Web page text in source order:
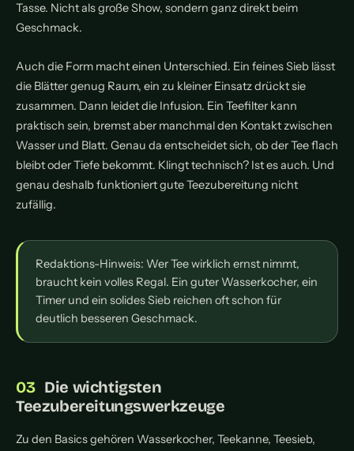
Tasse. Nicht als große Show, sondern ganz direkt beim
Geschmack.
Auch die Form macht einen Unterschied. Ein feines Sieb lässt
die Blätter genug Raum, ein zu kleiner Einsatz drückt sie
zusammen. Dann leidet die Infusion. Ein Teefilter kann
praktisch sein, bremst aber manchmal den Kontakt zwischen
Wasser und Blatt. Genau da entscheidet sich, ob der Tee flach
bleibt oder Tiefe bekommt. Klingt technisch? Ist es auch. Und
genau deshalb funktioniert gute Teezubereitung nicht
zufällig.
Redaktions-Hinweis: Wer Tee wirklich ernst nimmt,
braucht kein volles Regal. Ein guter Wasserkocher, ein
Timer und ein solides Sieb reichen oft schon für
deutlich besseren Geschmack.
Die wichtigsten
Teezubereitungswerkzeuge
Zu den Basics gehören Wasserkocher, Teekanne, Teesieb,